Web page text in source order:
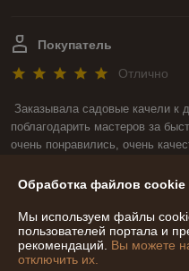
Покупатель
Отлично
Заказывала садовые качели
поблагодарить мастеров за
очень понравились, очень
Показать
Обработка файлов cookie
Мы используем файлы
пользователей портала и
рекомендаций. Вы можете
отключить их.